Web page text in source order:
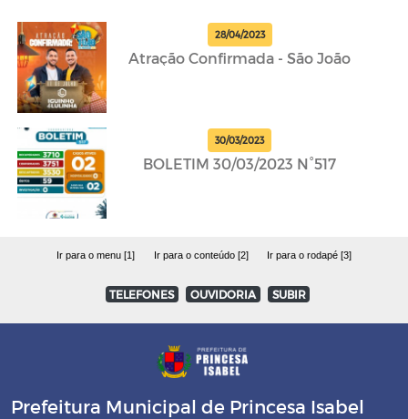
28/04/2023
Atração Confirmada - São João
30/03/2023
BOLETIM 30/03/2023 N°517
Ir para o menu [1] Ir para o conteúdo [2] Ir para o rodapé [3]
TELEFONES OUVIDORIA SUBIR
Prefeitura Municipal de Princesa Isabel